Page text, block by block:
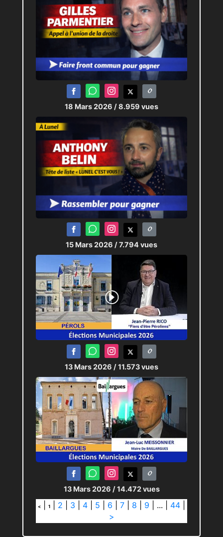
18 Mars 2026 / 8.959 vues
15 Mars 2026 / 7.794 vues
13 Mars 2026 / 11.573 vues
13 Mars 2026 / 14.472 vues
< 1 2 3 4 5 6 7 8 9 ... 44
>